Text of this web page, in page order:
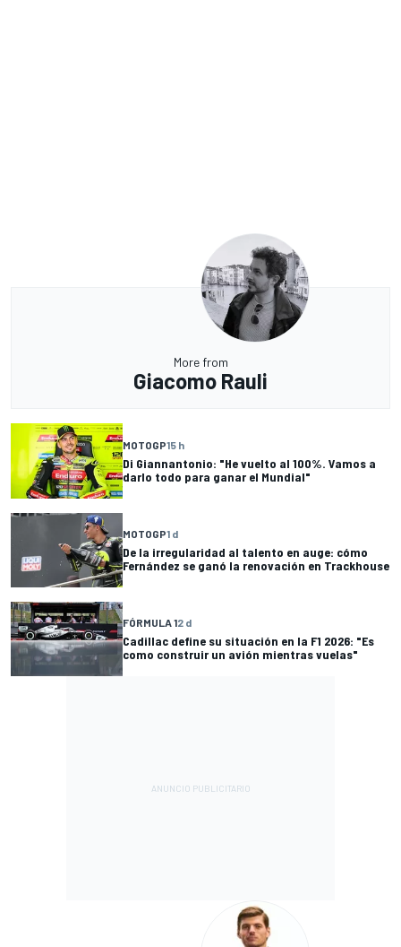
More from
Giacomo Rauli
MOTOGP15 h
Di Giannantonio: "He vuelto al 100%. Vamos a
darlo todo para ganar el Mundial"
MOTOGP1 d
De la irregularidad al talento en auge: cómo
Fernández se ganó la renovación en Trackhouse
FÓRMULA 12 d
Cadillac define su situación en la F1 2026: "Es
como construir un avión mientras vuelas"